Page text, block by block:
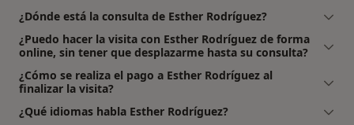
¿Dónde está la consulta de Esther Rodríguez?
¿Puedo hacer la visita con Esther Rodríguez de forma
online, sin tener que desplazarme hasta su consulta?
¿Cómo se realiza el pago a Esther Rodríguez al
finalizar la visita?
¿Qué idiomas habla Esther Rodríguez?